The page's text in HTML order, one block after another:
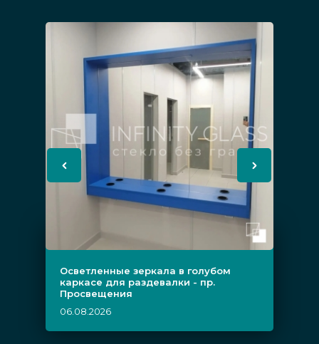
Осветленные зеркала в голубом
каркасе для раздевалки - пр.
Просвещения
06.08.2026